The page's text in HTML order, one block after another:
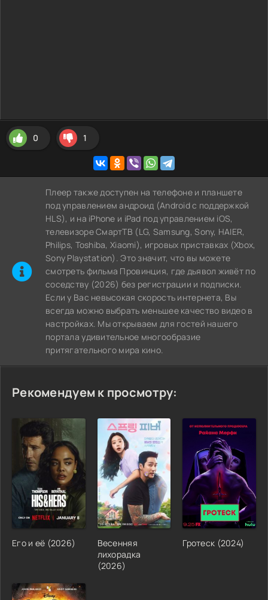
0 1
Плеер также доступен на телефоне и планшете
под управлением андроид (Android с поддержкой
HLS), и на iPhone и iPad под управлением iOS,
телевизоре СмартТВ (LG, Samsung, Sony, HAIER,
Philips, Toshiba, Xiaomi), игровых приставках (Xbox,
Sony Playstation). Это значит, что вы можете
cмотреть фильма Провинция, где дьявол живёт по
соседству (2026) без регистрации и подписки.
Если у Вас невысокая скорость интернета, Вы
всегда можно выбрать меньшее качество видео в
настройках. Мы открываем для гостей нашего
портала удивительное многообразие
притягательного мира кино.
Рекомендуем к просмотру:
Его и её (2026)
Весенняя
лихорадка
(2026)
Гротеск (2024)